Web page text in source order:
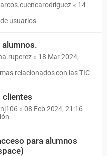
« 14
usuarios
« 18 Mar 2024,
relacionados con las TIC
clientes
« 08 Feb 2024, 21:16
para alumnos